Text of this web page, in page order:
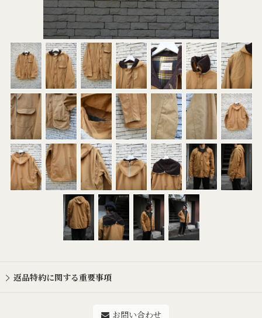
返品特約に関する重要事項
お問い合わせ